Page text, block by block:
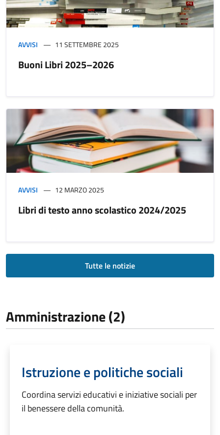
AVVISI 11 SETTEMBRE 2025
Buoni Libri 2025–2026
AVVISI 12 MARZO 2025
Libri di testo anno scolastico 2024/2025
Tutte le notizie
Amministrazione (2)
Istruzione e politiche sociali
Coordina servizi educativi e iniziative sociali per
il benessere della comunità.